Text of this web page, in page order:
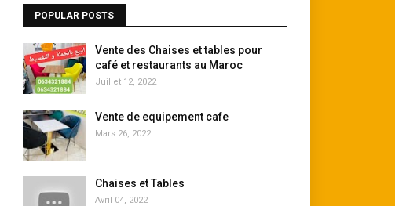
POPULAR POSTS
Vente des Chaises et tables pour
café et restaurants au Maroc
Juillet 12, 2022
Vente de equipement cafe
Mars 26, 2022
Chaises et Tables
Avril 04, 2022